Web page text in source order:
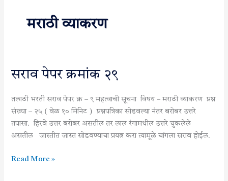
मराठी व्याकरण
सराव पेपर क्रमांक २९
तलाठी भरती सराव पेपर क्र – ९ महत्वाची सूचना विषय – मराठी व्याकरण प्रश्न
संख्या – २५ ( वेळ १० मिनिट ) प्रश्नपत्रिका सोडवल्या नंतर बरोबर उत्तरे
तपासा. हिरवे उत्तर बरोबर असतील तर लाल रंगामधील उत्तरे चुकलेले
असतील जास्तीत जास्त सोडवण्याचा प्रयत्न करा त्यामूळे चांगला सराव होईल.
सराव
क्रमांक
२९
Read More »